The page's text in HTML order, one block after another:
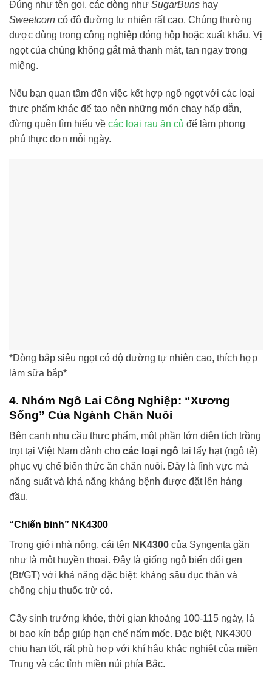
Đúng như tên gọi, các dòng như SugarBuns hay
Sweetcorn có độ đường tự nhiên rất cao. Chúng thường
được dùng trong công nghiệp đóng hộp hoặc xuất khẩu. Vị
ngọt của chúng không gắt mà thanh mát, tan ngay trong
miệng.
Nếu bạn quan tâm đến việc kết hợp ngô ngọt với các loại
thực phẩm khác để tạo nên những món chay hấp dẫn,
đừng quên tìm hiểu về các loại rau ăn củ để làm phong
phú thực đơn mỗi ngày.
*Dòng bắp siêu ngọt có độ đường tự nhiên cao, thích hợp
làm sữa bắp*
4. Nhóm Ngô Lai Công Nghiệp: “Xương
Sống” Của Ngành Chăn Nuôi
Bên cạnh nhu cầu thực phẩm, một phần lớn diện tích trồng
trọt tại Việt Nam dành cho các loại ngô lai lấy hạt (ngô tẻ)
phục vụ chế biến thức ăn chăn nuôi. Đây là lĩnh vực mà
năng suất và khả năng kháng bệnh được đặt lên hàng
đầu.
“Chiến binh” NK4300
Trong giới nhà nông, cái tên NK4300 của Syngenta gần
như là một huyền thoại. Đây là giống ngô biến đổi gen
(Bt/GT) với khả năng đặc biệt: kháng sâu đục thân và
chống chịu thuốc trừ cỏ.
Cây sinh trưởng khỏe, thời gian khoảng 100-115 ngày, lá
bi bao kín bắp giúp hạn chế nấm mốc. Đặc biệt, NK4300
chịu hạn tốt, rất phù hợp với khí hậu khắc nghiệt của miền
Trung và các tỉnh miền núi phía Bắc.